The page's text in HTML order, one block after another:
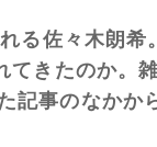
る佐々木朗希
てきたのか。
事のなかか